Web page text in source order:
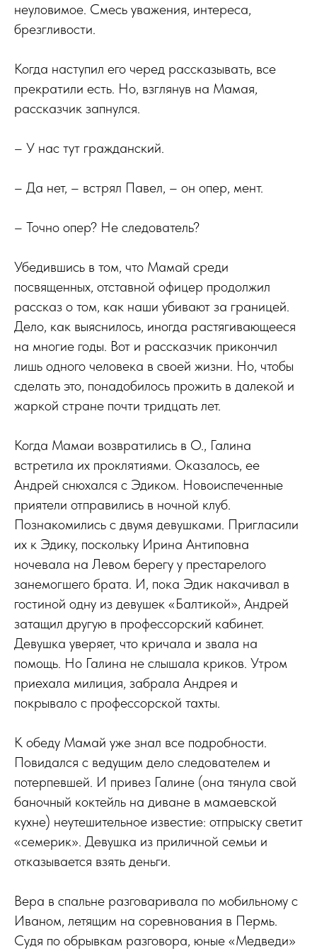
неуловимое. Смесь уважения, интереса,
брезгливости.
Когда наступил его черед рассказывать, все
прекратили есть. Но, взглянув на Мамая,
рассказчик запнулся.
– У нас тут гражданский.
– Да нет, – встрял Павел, – он опер, мент.
– Точно опер? Не следователь?
Убедившись в том, что Мамай среди
посвященных, отставной офицер продолжил
рассказ о том, как наши убивают за границей.
Дело, как выяснилось, иногда растягивающееся
на многие годы. Вот и рассказчик прикончил
лишь одного человека в своей жизни. Но, чтобы
сделать это, понадобилось прожить в далекой и
жаркой стране почти тридцать лет.
Когда Мамаи возвратились в О., Галина
встретила их проклятиями. Оказалось, ее
Андрей снюхался с Эдиком. Новоиспеченные
приятели отправились в ночной клуб.
Познакомились с двумя девушками. Пригласили
их к Эдику, поскольку Ирина Антиповна
ночевала на Левом берегу у престарелого
занемогшего брата. И, пока Эдик накачивал в
гостиной одну из девушек «Балтикой», Андрей
затащил другую в профессорский кабинет.
Девушка уверяет, что кричала и звала на
помощь. Но Галина не слышала криков. Утром
приехала милиция, забрала Андрея и
покрывало с профессорской тахты.
К обеду Мамай уже знал все подробности.
Повидался с ведущим дело следователем и
потерпевшей. И привез Галине (она тянула свой
баночный коктейль на диване в мамаевской
кухне) неутешительное известие: отпрыску светит
«семерик». Девушка из приличной семьи и
отказывается взять деньги.
Вера в спальне разговаривала по мобильному с
Иваном, летящим на соревнования в Пермь.
Судя по обрывкам разговора, юные «Медведи»